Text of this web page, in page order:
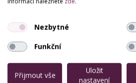
Nezbytné
Funkční
Přijmout vše
Uložit
nastavení